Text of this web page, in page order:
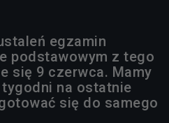
egzamin
podstawowym z tego
się 9 czerwca. Mamy
na ostatnie
się do samego